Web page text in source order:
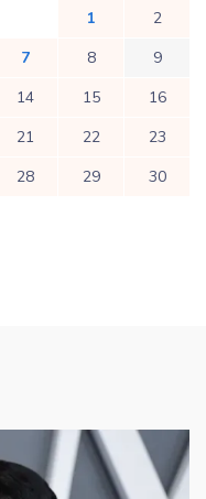
1
2
7 8
9
14 15
16
21 22
23
28 29
30